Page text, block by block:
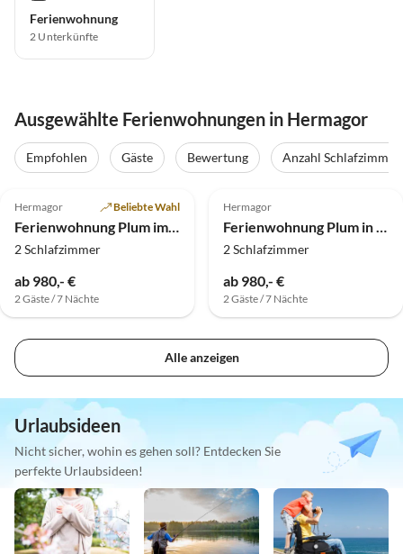
Ferienwohnung
2 Unterkünfte
Ausgewählte Ferienwohnungen in Hermagor
Empfohlen Gäste Bewertung
Anzahl Schlafzimmer
Hermagor Beliebte Wahl
Ferienwohnung Plum im Erdgeschoss
2 Schlafzimmer
ab 980,- €
2 Gäste / 7 Nächte
Hermagor
Ferienwohnung Plum in der ersten Etage
2 Schlafzimmer
ab 980,- €
2 Gäste / 7 Nächte
Alle anzeigen
Urlaubsideen
Nicht sicher, wohin es gehen soll? Entdecken Sie
perfekte Urlaubsideen!